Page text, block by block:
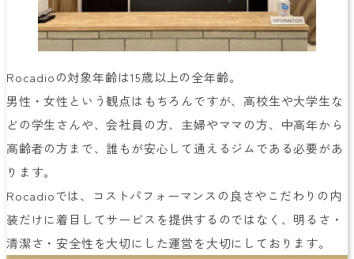
Rocadioの対象年齢は15歳以上の全年齢。
男性・女性という観点はもちろんですが、高校生や大学生な
どの学生さんや、会社員の方、主婦やママの方、中高年から
高齢者の方まで、誰もが安心して通えるジムである必要があ
ります。
Rocadioでは、コストパフォーマンスの良さやこだわりの内
装だけに着目してサービスを提供するのではなく、明るさ・
清潔さ・安全性を大切にした運営を大切にしております。